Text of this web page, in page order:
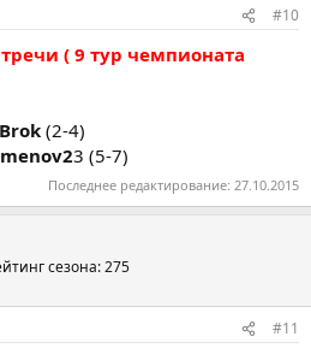
#10
( 9 тур чемпионата
(2-4)
3 (5-7)
Последнее редактирование: 27.10.2015
сезона: 275
#11